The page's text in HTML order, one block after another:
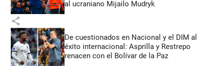
al ucraniano Mijailo Mudryk
share
De cuestionados en Nacional y el DIM al
éxito internacional: Asprilla y Restrepo
renacen con el Bolívar de la Paz